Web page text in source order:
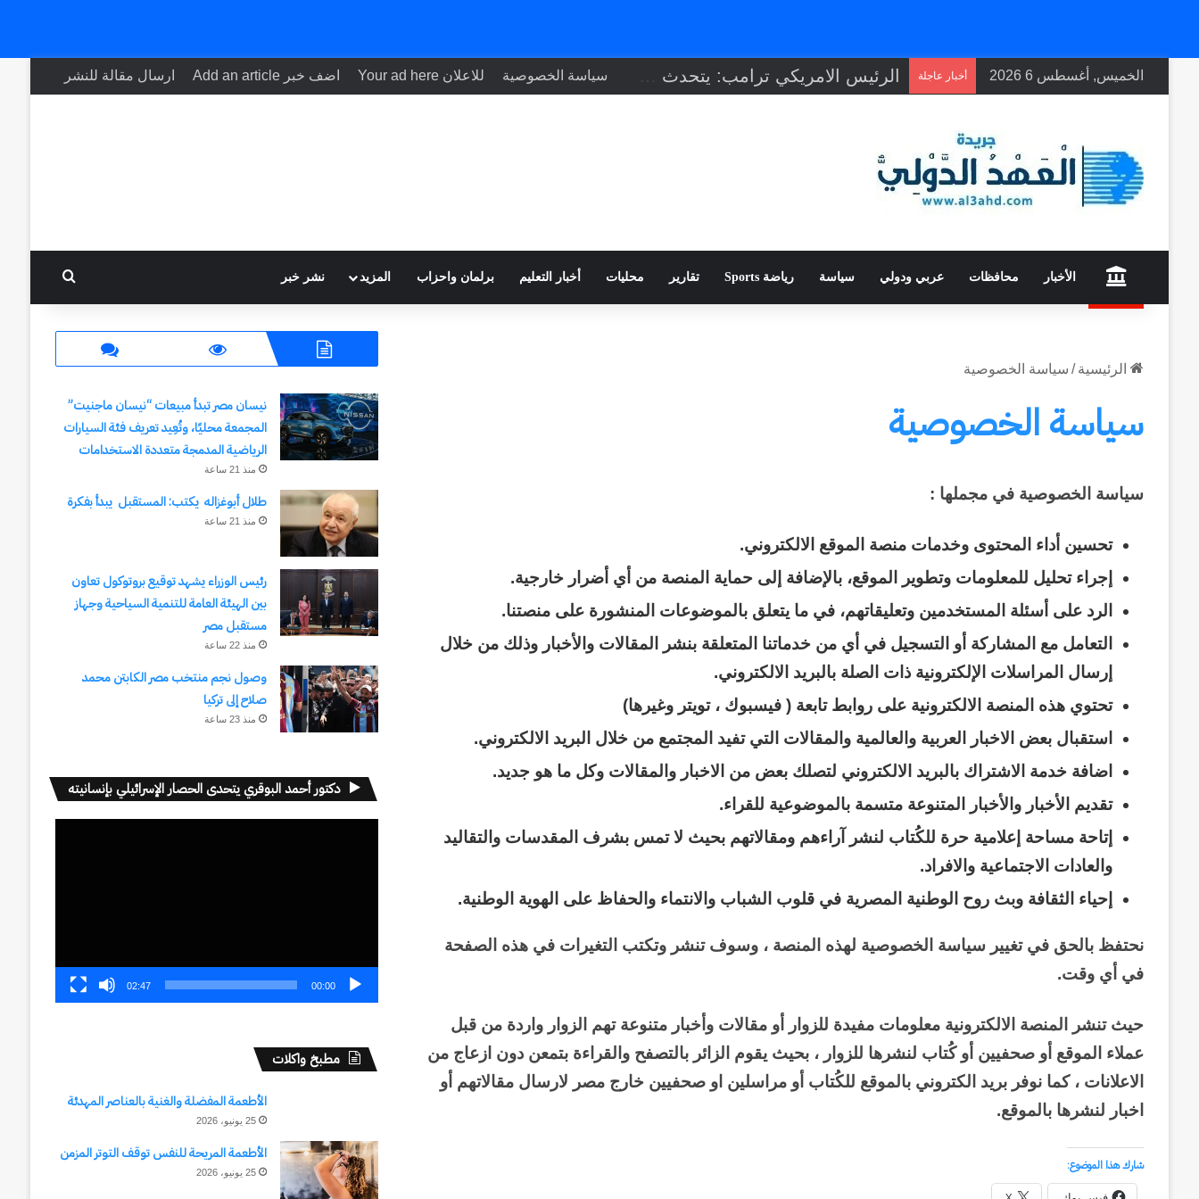
الخميس, أغسطس 6 2026 أخبار عاجلة سياسة الخصوصية للاعلان Your ad here اضف خبر Add an article ارسال مقالة للنشر
الأخبار محافظات عربي ودولي سياسة رياضة Sports تقارير محليات أخبار التعليم برلمان واحزاب المزيد نشر خبر
الرئيسية / سياسة الخصوصية
سياسة الخصوصية
سياسة الخصوصية في مجملها :
تحسين أداء المحتوى وخدمات منصة الموقع الالكتروني.
إجراء تحليل للمعلومات وتطوير الموقع، بالإضافة إلى حماية المنصة من أي أضرار خارجية.
الرد على أسئلة المستخدمين وتعليقاتهم، في ما يتعلق بالموضوعات المنشورة على منصتنا.
التعامل مع المشاركة أو التسجيل في أي من خدماتنا المتعلقة بنشر المقالات والأخبار وذلك من خلال
إرسال المراسلات الإلكترونية ذات الصلة بالبريد الالكتروني.
تحتوي هذه المنصة الالكترونية على روابط تابعة ( فيسبوك ، تويتر وغيرها)
استقبال بعض الاخبار العربية والعالمية والمقالات التي تفيد المجتمع من خلال البريد الالكتروني.
اضافة خدمة الاشتراك بالبريد الالكتروني لتصلك بعض من الاخبار والمقالات وكل ما هو جديد.
تقديم الأخبار والأخبار المتنوعة متسمة بالموضوعية للقراء.
إتاحة مساحة إعلامية حرة للكُتاب لنشر آراءهم ومقالاتهم بحيث لا تمس بشرف المقدسات والتقاليد
والعادات الاجتماعية والافراد.
إحياء الثقافة وبث روح الوطنية المصرية في قلوب الشباب والانتماء والحفاظ على الهوية الوطنية.
نحتفظ بالحق في تغيير سياسة الخصوصية لهذه المنصة ، وسوف تنشر وتكتب التغيرات في هذه الصفحة
في أي وقت.
حيث تنشر المنصة الالكترونية معلومات مفيدة للزوار أو مقالات وأخبار متنوعة تهم الزوار واردة من قبل
عملاء الموقع أو صحفيين أو كُتاب لنشرها للزوار ، بحيث يقوم الزائر بالتصفح والقراءة بتمعن دون ازعاج من
الاعلانات ، كما نوفر بريد الكتروني بالموقع للكُتاب أو مراسلين او صحفيين خارج مصر لارسال مقالاتهم أو
اخبار لنشرها بالموقع.
شارك هذا الموضوع:
نيسان مصر تبدأ مبيعات “نيسان ماجنيت”
المجمعة محليًا، وتُعِيد تعريف فئة السيارات
الرياضية المدمجة متعددة الاستخدامات
منذ 21 ساعة
طلال أبوغزاله يكتب: المستقبل يبدأ بفكرة
منذ 21 ساعة
رئيس الوزراء يشهد توقيع بروتوكول تعاون
بين الهيئة العامة للتنمية السياحية وجهاز
مستقبل مصر
منذ 22 ساعة
وصول نجم منتخب مصر الكابتن محمد
صلاح إلى تركيا
منذ 23 ساعة
دكتور أحمد البوقري يتحدى الحصار الإسرائيلي بإنسانيته
00:00
02:47
مطبخ واكلات
الأطعمة المفضلة والغنية بالعناصر المهدئة
25 يونيو، 2026
الأطعمة المريحة للنفس توقف التوتر المزمن
25 يونيو، 2026